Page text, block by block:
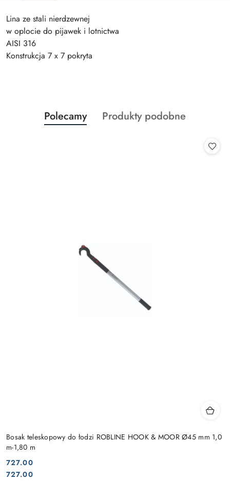
Lina ze stali nierdzewnej
w oplocie do pijawek i lotnictwa
AISI 316
Konstrukcja 7 x 7 pokryta
Pomiń karuzelę produktów
Produkty
o
Polecamy
Produkty
Produkty podobne
Bosak teleskopowy do łodzi ROBLINE HOOK & MOOR Ø45 mm 1,0
m-1,80 m
Cena:
727.00
Cena:
727.00